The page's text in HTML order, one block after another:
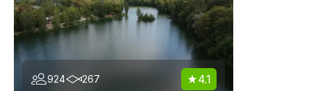
924 267 4.1